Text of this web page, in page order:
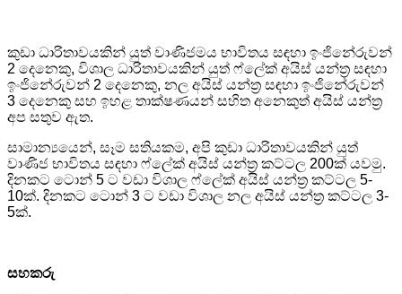
කුඩා ධාරිතාවයකින් යුත් වාණිජමය භාවිතය සඳහා ඉංජිනේරුවන්
2 දෙනෙකු, විශාල ධාරිතාවයකින් යුත් ෆ්ලේක් අයිස් යන්ත්‍ර සඳහා
ඉංජිනේරුවන් 2 දෙනෙකු, නල අයිස් යන්ත්‍ර සඳහා ඉංජිනේරුවන්
3 දෙනෙකු සහ ඉහළ තාක්ෂණයන් සහිත අනෙකුත් අයිස් යන්ත්‍ර
අප සතුව ඇත.
සාමාන්‍යයෙන්, සෑම සතියකම, අපි කුඩා ධාරිතාවයකින් යුත්
වාණිජ භාවිතය සඳහා ෆ්ලේක් අයිස් යන්ත්‍ර කට්ටල 200ක් යවමු.
දිනකට ටොන් 5 ට වඩා විශාල ෆ්ලේක් අයිස් යන්ත්‍ර කට්ටල 5-
10ක්. දිනකට ටොන් 3 ට වඩා විශාල නල අයිස් යන්ත්‍ර කට්ටල 3-
5ක්.
සහකරු